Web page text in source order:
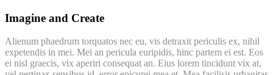
Imagine and Create
Alienum phaedrum torquatos nec eu, vis detraxit periculis ex, nihil
expetendis in mei. Mei an pericula euripidis, hinc partem ei est. Eos
ei nisl graecis, vix aperiri consequat an. Eius lorem tincidunt vix at,